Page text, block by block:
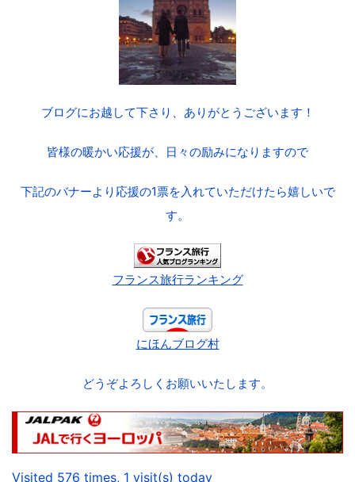
ブログにお越して下さり、ありがとうございます！
皆様の暖かい応援が、日々の励みになりますので
下記のバナーより応援の1票を入れていただけたら嬉しいで
す。
フランス旅行ランキング
にほんブログ村
どうぞよろしくお願いいたします。
Visited 576 times, 1 visit(s) today